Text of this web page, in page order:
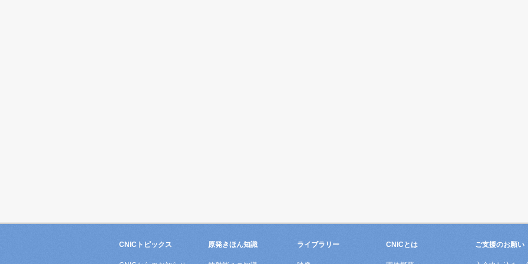
CNICトピックス 原発きほん知識 ライブラリー CNICとは ご支援のお願い